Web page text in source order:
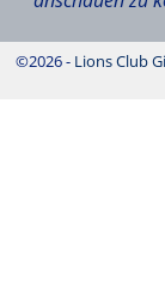
©2026 - Lions Club